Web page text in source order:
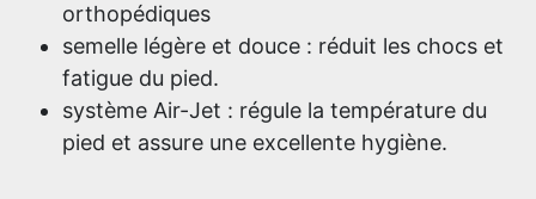
orthopédiques
semelle légère et douce : réduit les chocs et
fatigue du pied.
système Air-Jet : régule la température du
pied et assure une excellente hygiène.